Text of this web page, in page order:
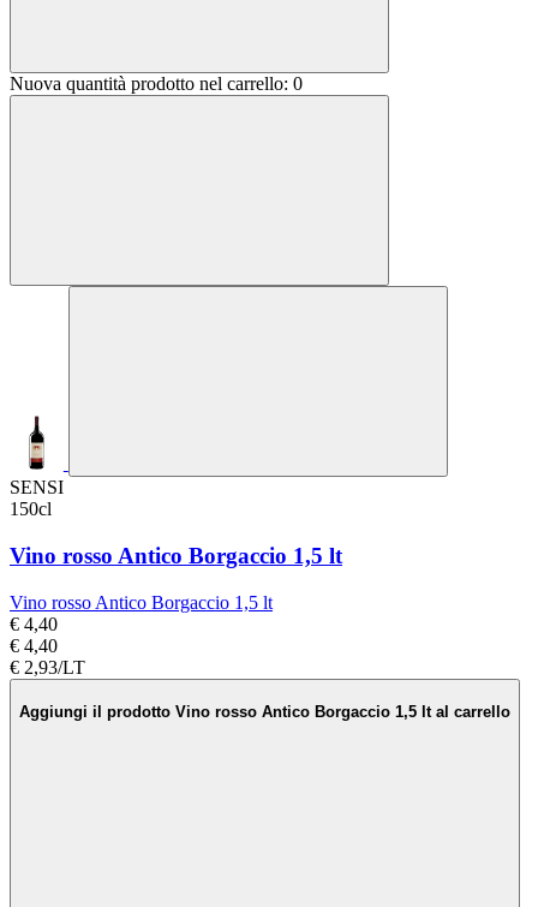
Nuova quantità prodotto nel carrello: 0
SENSI
150cl
Vino rosso Antico Borgaccio 1,5 lt
Vino rosso Antico Borgaccio 1,5 lt
€ 4,40
€ 4,40
€ 2,93/LT
Aggiungi il prodotto Vino rosso Antico Borgaccio 1,5 lt al carrello